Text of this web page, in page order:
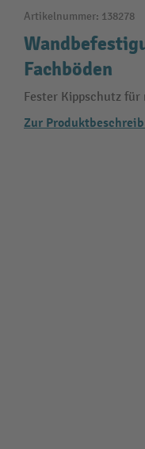
Artikelnummer: 138278
Fachböden
Fester Kippschutz
Zur